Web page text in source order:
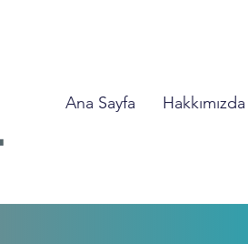
Ana Sayfa Hakkımızda